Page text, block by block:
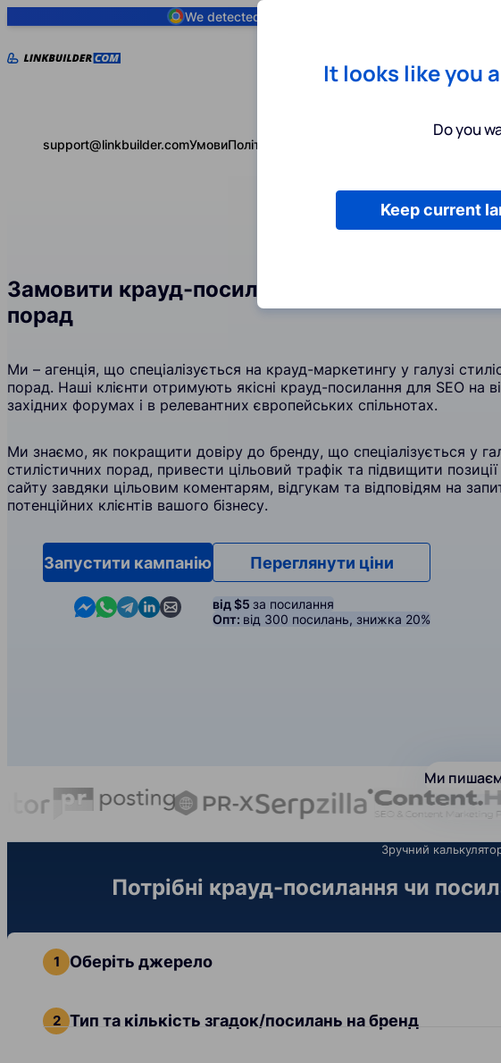
We detected you are using
support@linkbuilder.comУмовиПолітика конфіденційності
Замовити крауд-посилання у галузі
порад
Ми – агенція, що спеціалізується на крауд-маркетингу у галузі
порад. Наші клієнти отримують якісні крауд-посилання для SEO на
західних форумах і в релевантних європейських спільнотах.
Ми знаємо, як покращити довіру до бренду, що спеціалізується у
стилістичних порад, привести цільовий трафік та підвищити
сайту завдяки цільовим коментарям, відгукам та відповідям на
потенційних клієнтів вашого бізнесу.
Запустити кампанію
Contact us in Messenger
Contact us in WhatsApp
Contact us in Telegram
Contact us in Linkedin
Contact us by email
Переглянути ціни
від $5 за посилання
Опт: від 300 посилань, знижка 20%
Ми
Зручний
Потрібні крауд-посилання чи
Оберіть джерело
Тип та кількість згадок/посилань на бренд
It looks like you
Do you
Keep current